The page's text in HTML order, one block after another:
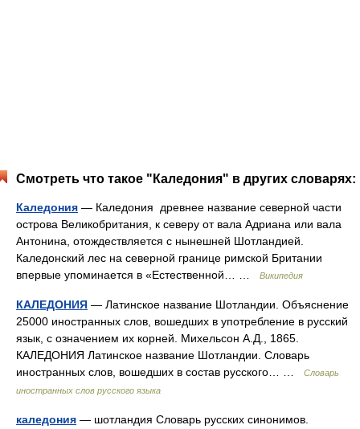
Смотреть что такое "Каледония" в других словарях:
Каледония — Каледония древнее название северной части
острова Великобритания, к северу от вала Адриана или вала
Антонина, отождествляется с нынешней Шотландией.
Каледонский лес на северной границе римской Британии
впервые упоминается в «Естественной… …
Википедия
КАЛЕДОНИЯ — Латинское название Шотландии. Объяснение
25000 иностранных слов, вошедших в употребление в русский
язык, с означением их корней. Михельсон А.Д., 1865.
КАЛЕДОНИЯ Латинское название Шотландии. Словарь
иностранных слов, вошедших в состав русского… …
Словарь
иностранных слов русского языка
каледония — шотландия Словарь русских синонимов.